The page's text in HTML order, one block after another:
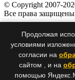
© Copyright 2007-
Все права
Информация,
офертой
Продолжая
условиями
согласии на
сайтом , и на
помощью